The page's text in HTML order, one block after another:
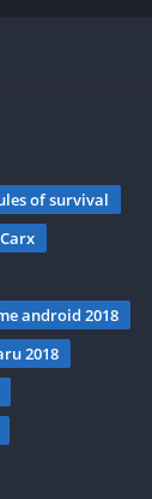
of survival
android 2018
2018